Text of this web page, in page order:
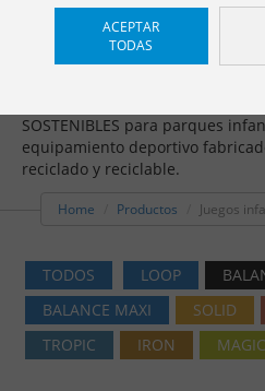
Juegos
Balance Mini
SOSTENIBLES para parques
equipamiento deportivo
reciclado y reciclable.
Home Productos Juegos
TODOS LOOP
BALANCE MAXI
SOLID
TROPIC
IRON
ACEPTAR
TODAS